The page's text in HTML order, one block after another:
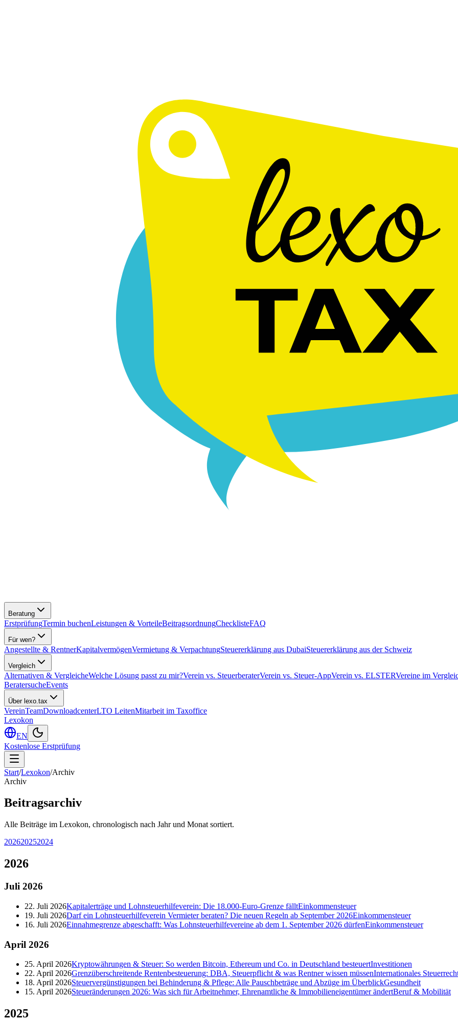
Beratung
ErstprüfungTermin buchenLeistungen & VorteileBeitragsordnungChecklisteFAQ
Für wen?
Angestellte & RentnerKapitalvermögenVermietung & VerpachtungSteuererklärung aus DubaiSteuererklärung aus der Schweiz
Vergleich
Alternativen & VergleicheWelche Lösung passt zu mir?Verein vs. SteuerberaterVerein vs. Steuer-AppVerein vs. ELSTERVereine im
BeratersucheEvents
Über lexo.tax
VereinTeamDownloadcenterLTO LeitenMitarbeit im Taxoffice
Lexokon
EN
Kostenlose Erstprüfung
Start/Lexokon/Archiv
Archiv
Beitragsarchiv
Alle Beiträge im Lexokon, chronologisch nach Jahr und Monat sortiert.
202620252024
2026
Juli 2026
22. Juli 2026Kapitalerträge und Lohnsteuerhilfeverein: Die 18.000-Euro-Grenze fälltEinkommensteuer
19. Juli 2026Darf ein Lohnsteuerhilfeverein Vermieter beraten? Die neuen Regeln ab September 2026Einkommensteuer
16. Juli 2026Einnahmegrenze abgeschafft: Was Lohnsteuerhilfevereine ab dem 1. September 2026 dürfenEinkommensteuer
April 2026
25. April 2026Kryptowährungen & Steuer: So werden Bitcoin, Ethereum und Co. in Deutschland besteuertInvestitionen
22. April 2026Grenzüberschreitende Rentenbesteuerung: DBA, Steuerpflicht & was Rentner wissen müssenInternationales
18. April 2026Steuervergünstigungen bei Behinderung & Pflege: Alle Pauschbeträge und Abzüge im ÜberblickGesundheit
15. April 2026Steueränderungen 2026: Was sich für Arbeitnehmer, Ehrenamtliche & Immobilieneigentümer ändertBeruf & Mobilität
2025